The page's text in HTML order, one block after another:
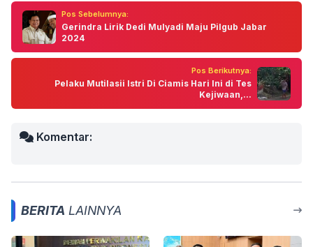
Pos Sebelumnya:
Gerindra Lirik Dedi Mulyadi Maju Pilgub Jabar
2024
Pos Berikutnya:
Pelaku Mutilasii Istri Di Ciamis Hari Ini di Tes
Kejiwaan,...
Komentar:
BERITA LAINNYA